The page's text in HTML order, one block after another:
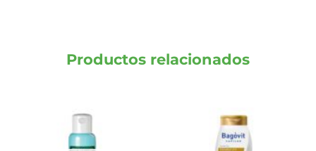
Productos relacionados